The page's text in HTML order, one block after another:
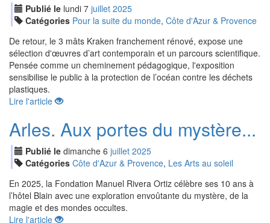
Publié le lundi 7 juillet 2025
Catégories Pour la suite du monde, Côte d'Azur & Provence
De retour, le 3 mâts Kraken franchement rénové, expose une
sélection d'œuvres d’art contemporain et un parcours scientifique.
Pensée comme un cheminement pédagogique, l'exposition
sensibilise le public à la protection de l’océan contre les déchets
plastiques.
Lire l'article
Arles. Aux portes du mystère...
Publié le dimanche 6 juillet 2025
Catégories Côte d'Azur & Provence, Les Arts au soleil
En 2025, la Fondation Manuel Rivera Ortiz célèbre ses 10 ans à
l’hôtel Blain avec une exploration envoûtante du mystère, de la
magie et des mondes occultes.
Lire l'article